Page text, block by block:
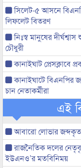
সিলেট-৫ আসনে
লিফলেট বিতরণ
নিঃস্ব মানুষের
চৌধুরী
কানাইঘাট প্রেসক্লাবে
কানাইঘাটে বিএনপির
চান নেতাকর্মীরা
এই
আবারো লোভার জব্দকৃত
রাজনৈতিক দলের
ইউএনও’র মতবিনিময়